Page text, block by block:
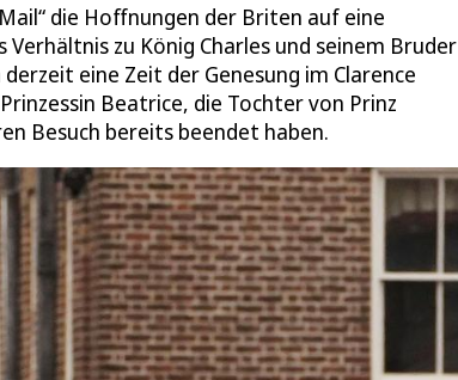
die Hoffnungen der Briten auf eine
zu König Charles und seinem Bruder
eine Zeit der Genesung im Clarence
Beatrice, die Tochter von Prinz
Besuch bereits beendet haben.